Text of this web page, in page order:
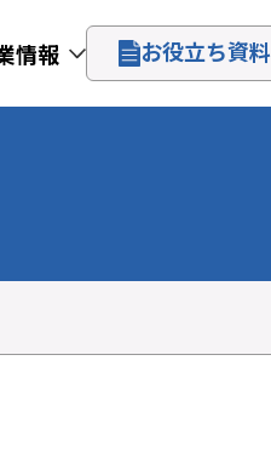
情報 お役立ち資料